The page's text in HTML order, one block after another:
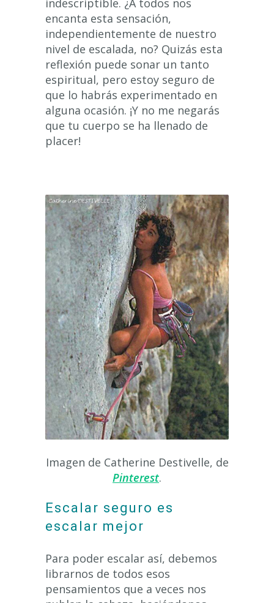
indescriptible. ¿A todos nos
encanta esta sensación,
independientemente de nuestro
nivel de escalada, no? Quizás esta
reflexión puede sonar un tanto
espiritual, pero estoy seguro de
que lo habrás experimentado en
alguna ocasión. ¡Y no me negarás
que tu cuerpo se ha llenado de
placer!
Imagen de Catherine Destivelle, de
Pinterest.
Escalar seguro es
escalar mejor
Para poder escalar así, debemos
librarnos de todos esos
pensamientos que a veces nos